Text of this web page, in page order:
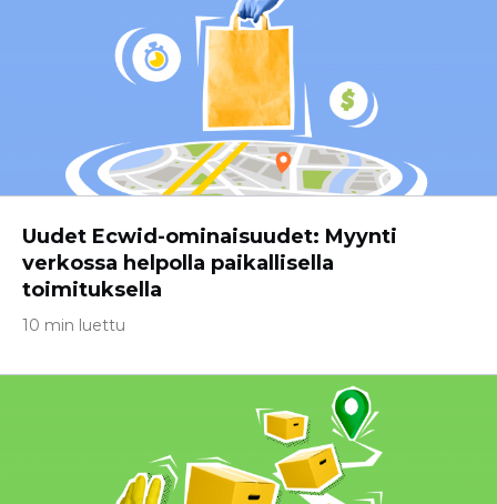
Uudet Ecwid-ominaisuudet: Myynti
verkossa helpolla paikallisella
toimituksella
10 min luettu